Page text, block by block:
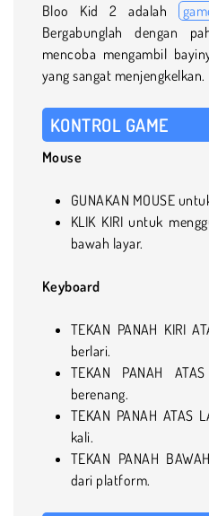
Bloo Kid 2 adalah
Bergabunglah dengan
mencoba mengambil
yang sangat menjengkelkan.
KONTROL GAME
Mouse
GUNAKAN MOUSE
KLIK KIRI untuk
bawah layar.
Keyboard
TEKAN PANAH KIRI
berlari.
TEKAN PANAH
berenang.
TEKAN PANAH ATAS
kali.
TEKAN PANAH
dari platform.